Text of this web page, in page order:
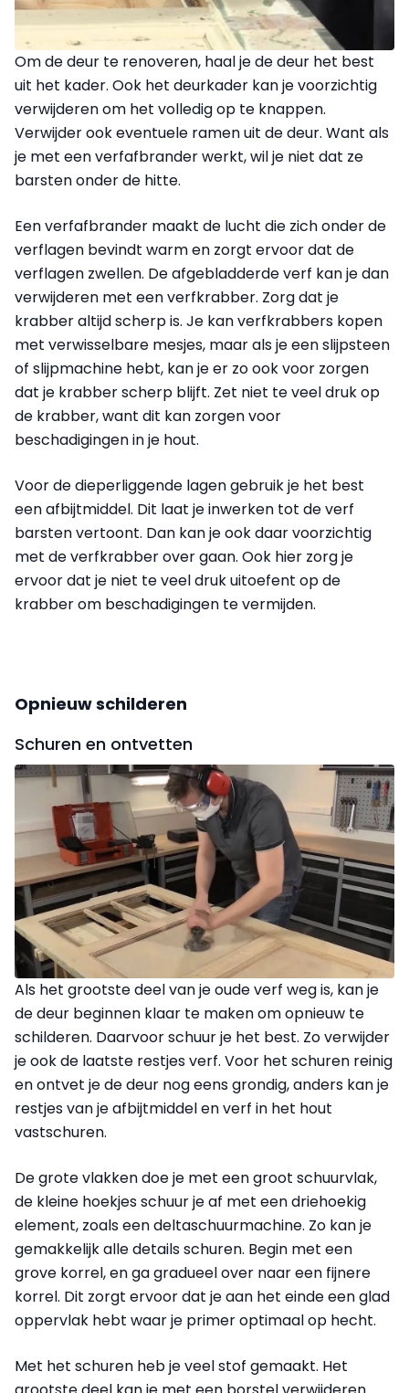
Om de deur te renoveren, haal je de deur het best
uit het kader. Ook het deurkader kan je voorzichtig
verwijderen om het volledig op te knappen.
Verwijder ook eventuele ramen uit de deur. Want als
je met een verfafbrander werkt, wil je niet dat ze
barsten onder de hitte.
Een verfafbrander maakt de lucht die zich onder de
verflagen bevindt warm en zorgt ervoor dat de
verflagen zwellen. De afgebladderde verf kan je dan
verwijderen met een verfkrabber. Zorg dat je
krabber altijd scherp is. Je kan verfkrabbers kopen
met verwisselbare mesjes, maar als je een slijp­steen
of slijpmachine hebt, kan je er zo ook voor zorgen
dat je krabber scherp blijft. Zet niet te veel druk op
de krabber, want dit kan zorgen voor
beschadigingen in je hout.
Voor de dieperliggende lagen gebruik je het best
een afbijtmiddel. Dit laat je inwerken tot de verf
barsten vertoont. Dan kan je ook daar voorzichtig
met de verfkrabber over gaan. Ook hier zorg je
ervoor dat je niet te veel druk uit­oefent op de
krabber om beschadigingen te vermijden.
Opnieuw schilderen
Schuren en ontvetten
Als het grootste deel van je oude verf weg is, kan je
de deur beginnen klaar te maken om opnieuw te
schilderen. Daarvoor schuur je het best. Zo verwij­der
je ook de laatste restjes verf. Voor het schuren reinig
en ontvet je de deur nog eens grondig, anders kan je
restjes van je afbijtmiddel en verf in het hout
vastschuren.
De grote vlakken doe je met een groot schuurvlak,
de kleine hoekjes schuur je af met een driehoekig
element, zoals een deltaschuurmachine. Zo kan je
gemakkelijk alle details schuren. Begin met een
grove korrel, en ga gradueel over naar een fijnere
korrel. Dit zorgt ervoor dat je aan het einde een glad
oppervlak hebt waar je primer optimaal op hecht.
Met het schuren heb je veel stof gemaakt. Het